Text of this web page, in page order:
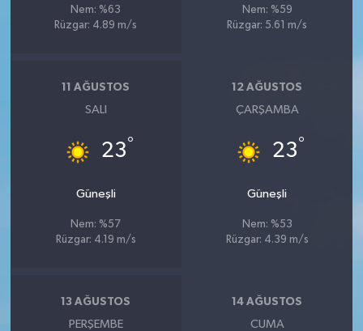
Nem: %63
Rüzgar: 4.89 m/s
Nem: %59
Rüzgar: 5.61 m/s
11 AĞUSTOS
SALI
23°
Güneşli
Nem: %57
Rüzgar: 4.19 m/s
12 AĞUSTOS
ÇARŞAMBA
23°
Güneşli
Nem: %53
Rüzgar: 4.39 m/s
13 AĞUSTOS
PERŞEMBE
14 AĞUSTOS
CUMA